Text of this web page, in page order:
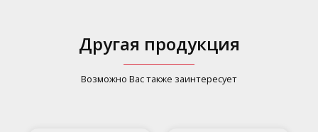
Другая продукция
Возможно Вас также заинтересует